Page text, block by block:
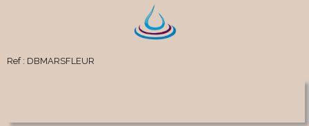
Ref : DBMARSFLEUR